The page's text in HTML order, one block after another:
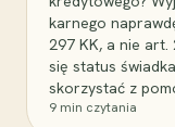
karnego
297 KK, a nie art.
się status
skorzystać z
9 min czytania